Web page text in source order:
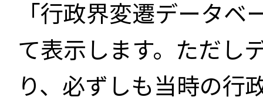
「行政界変遷データ
て表示します。ただし
り、必ずしも当時の行